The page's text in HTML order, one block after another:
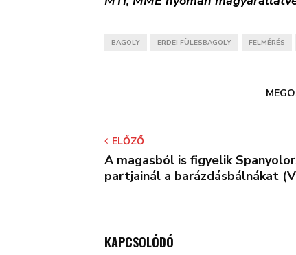
BAGOLY ERDEI FÜLESBAGOLY FELMÉRÉS
ELŐZŐ
A magasból is figyelik
partjainál a barázdásbálnákat
KAPCSOLÓDÓ